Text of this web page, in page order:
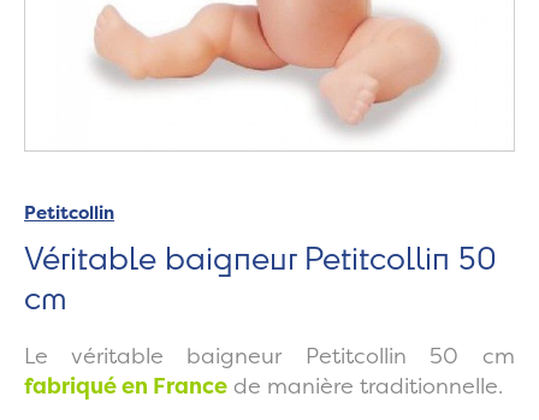
Petitcollin
Véritable baigneur Petitcollin 50
cm
Le véritable baigneur Petitcollin 50 cm
fabriqué en France de manière traditionnelle.